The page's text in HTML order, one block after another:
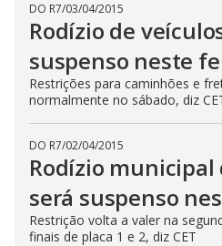
DO R7/03/04/2015
Rodízio de
suspenso neste
Restrições para caminhões e
normalmente no sábado, diz
DO R7/02/04/2015
Rodízio municipal
será suspenso
Restrição volta a valer na
finais de placa 1 e 2, diz CET